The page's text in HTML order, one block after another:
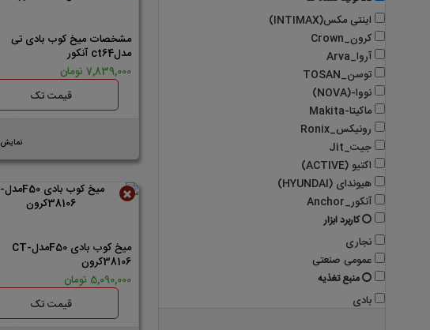
ابزاراندازه گیری
تجهیزات گاراژی و مکانیکی
تماس با ما
اینتی مکس(INTIMAX)
کرون_Crown
آروا_Arva
توسن_TOSAN
نووا-(NOVA)
ماکیتا-Makita
رونیکس_Ronix
جیت_Jit
اکتیو (ACTIVE)
هیوندای (HYUNDAI)
آنکور_Anchor
کاربرد ابزار
نجاری
عمومی صنعتی
منبع تغذیه
بادی
مشخصات میخ کوب بادی تی
مدلct64 آنکور
7,839,000 تومان
قیمت تک
نمایش
میخ کوب بادی F50مدلCT-
38106کرون
5,090,000 تومان
قیمت تک